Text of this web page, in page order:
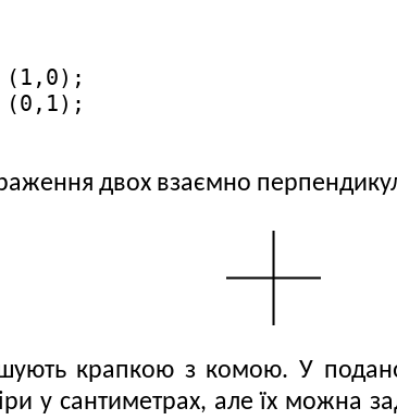
(1,0);
(0,1);
двох взаємно
крапкою з комою. У
у сантиметрах, але їх можна